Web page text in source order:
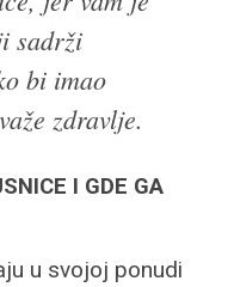
sadrži
bi imao
zdravlje.
I GDE GA
u svojoj ponudi